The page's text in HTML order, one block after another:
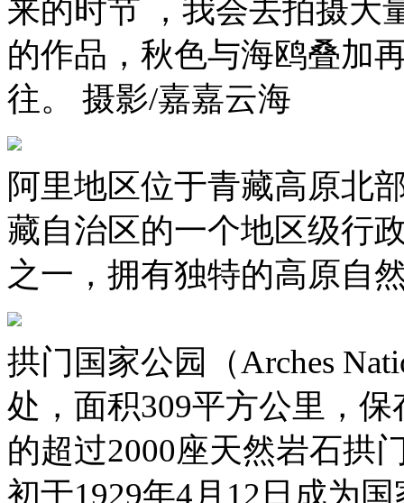
来的时节 ，我会去拍摄大
的作品，秋色与海鸥叠加
往。 摄影/嘉嘉云海
阿里地区位于青藏高原
藏自治区的一个地区级行
之一，拥有独特的高原自
拱门国家公园（Arches
处，面积309平方公里，
的超过2000座天然岩石拱
初于1929年4月12日成为